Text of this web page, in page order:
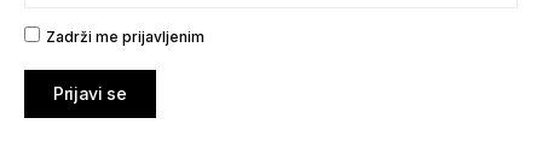
Zadrži me prijavljenim
Prijavi se